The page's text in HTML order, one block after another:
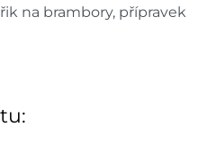
na brambory, přípravek